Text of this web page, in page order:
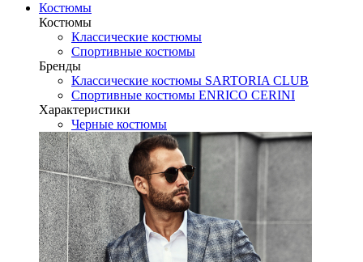
Костюмы
Костюмы
Классические костюмы
Спортивные костюмы
Бренды
Классические костюмы SARTORIA CLUB
Спортивные костюмы ENRICO CERINI
Характеристики
Черные костюмы